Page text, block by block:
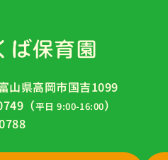
ば保育園
県高岡市国吉1099
（平日 9:00-16:00）